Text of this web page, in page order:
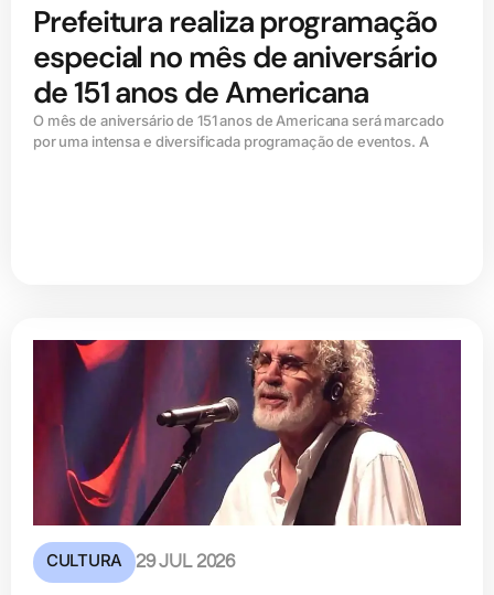
Prefeitura realiza programação
especial no mês de aniversário
de 151 anos de Americana
O mês de aniversário de 151 anos de Americana será marcado
por uma intensa e diversificada programação de eventos. A
CULTURA 29 JUL 2026